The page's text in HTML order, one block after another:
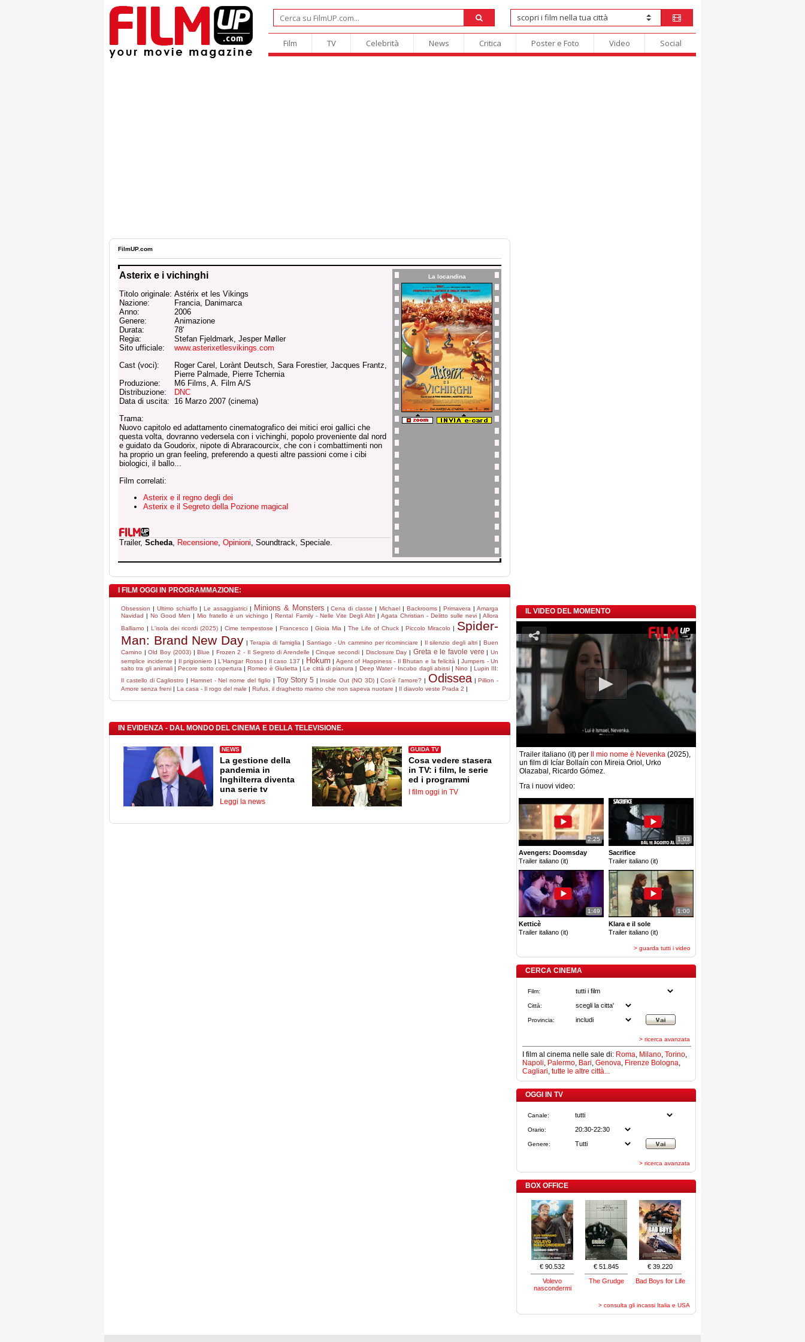
Film TV Celebrità News Critica Poster e Foto Video Social
FilmUP.com
Asterix e i vichinghi
Titolo originale: Astérix et les Vikings
Nazione:
Francia, Danimarca
Anno:
2006
Genere:
Animazione
Durata:
78'
Regia:
Stefan Fjeldmark, Jesper Møller
Sito ufficiale:
www.asterixetlesvikings.com
Cast (voci):
Roger Carel, Lorànt Deutsch, Sara Forestier, Jacques Frantz,
Pierre Palmade, Pierre Tchernia
Produzione:
M6 Films, A. Film A/S
Distribuzione:
DNC
Data di uscita:
16 Marzo 2007 (cinema)
Trama:
Nuovo capitolo ed adattamento cinematografico dei mitici eroi gallici che
questa volta, dovranno vedersela con i vichinghi, popolo proveniente dal nord
e guidato da Goudorix, nipote di Abraracourcix, che con i combattimenti non
ha proprio un gran feeling, preferendo a questi altre passioni come i cibi
biologici, il ballo...
Film correlati:
Asterix e il regno degli dei
Asterix e il Segreto della Pozione magicaI
Trailer, Scheda, Recensione, Opinioni, Soundtrack, Speciale.
La locandina
I FILM OGGI IN PROGRAMMAZIONE:
Obsession | Ultimo schiaffo |Le assaggiatrici | Minions & Monsters |Cena di classe | Michael| Backrooms|Primavera |Amarga
Navidad |No Good Men |Mio fratello è un vichingo |Rental Family - Nelle Vite Degli Altri| Agata Christian - Delitto sulle nevi|Allora
Balliamo | L'isola dei ricordi (2025) | Cime tempestose | Francesco | Gioia Mia | The Life of Chuck | Piccolo Miracolo | Spider-
Man: Brand New Day |Terapia di famiglia |Santiago - Un cammino per ricominciare | Il silenzio degli altri|Buen
Camino |Old Boy (2003)|Blue | Frozen 2 - Il Segreto di Arendelle |Cinque secondi | Disclosure Day | Greta e le favole vere |Un
semplice incidente | Il prigioniero |L'Hangar Rosso | Il caso 137 | Hokum | Agent of Happiness - Il Bhutan e la felicità |Jumpers - Un
salto tra gli animali|Pecore sotto copertura |Romeo è Giulietta |Le città di pianura | Deep Water - Incubo dagli abissi|Nino | Lupin III:
Il castello di Cagliostro | Hamnet - Nel nome del figlio | Toy Story 5 | Inside Out (NO 3D)|Cos'è l'amore? | Odissea|Pillion -
Amore senza freni | La casa - Il rogo del male | Rufus, il draghetto marino che non sapeva nuotare | Il diavolo veste Prada 2 |
IN EVIDENZA - DAL MONDO DEL CINEMA E DELLA TELEVISIONE.
NEWS
La gestione della
pandemia in
Inghilterra diventa
una serie tv
Leggi la news
GUIDA TV
Cosa vedere stasera
in TV: i film, le serie
ed i programmi
I film oggi in TV
IL VIDEO DEL MOMENTO
Trailer italiano (it) per Il mio nome è Nevenka (2025),
un film di Icíar Bollaín con Mireia Oriol, Urko
Olazabal, Ricardo Gómez.
Tra i nuovi video:
2:25
Avengers: Doomsday
Trailer italiano (it)
1:03
Sacrifice
Trailer italiano (it)
1:49
Ketticè
Trailer italiano (it)
1:00
Klara e il sole
Trailer italiano (it)
> guarda tutti i video
CERCA CINEMA
Film:
Città:
Provincia:
> ricerca avanzata
I film al cinema nelle sale di: Roma, Milano, Torino,
Napoli, Palermo, Bari, Genova, Firenze Bologna,
Cagliari, tutte le altre città...
OGGI IN TV
Canale:
Orario:
Genere:
> ricerca avanzata
BOX OFFICE
€ 90.532
Volevo
nascondermi
€ 51.845
The Grudge
€ 39.220
Bad Boys for Life
> consulta gli incassi Italia e USA